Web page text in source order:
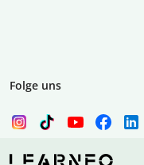
Folge uns